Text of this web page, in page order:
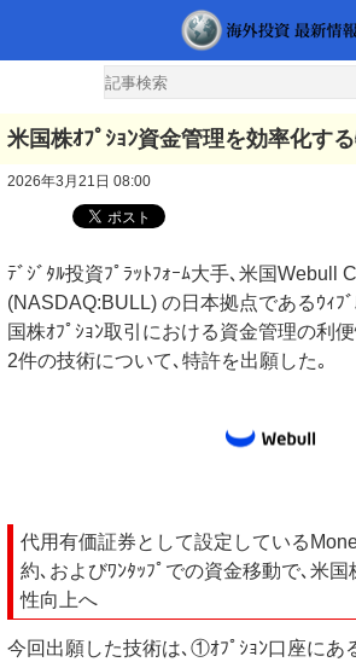
米国株ｵﾌﾟｼｮﾝ資金管理を効率化す
2026年3月21日 08:00
ﾃﾞｼﾞﾀﾙ投資ﾌﾟﾗｯﾄﾌｫｰﾑ大手､米国Webull
(NASDAQ:BULL) の日本拠点であるｳｨﾌ
国株ｵﾌﾟｼｮﾝ取引における資金管理の利
2件の技術について､特許を出願した｡
代用有価証券として設定している
約､およびﾜﾝﾀｯﾌﾟでの資金移動で､米国
性向上へ
今回出願した技術は､①ｵﾌﾟｼｮﾝ口座にあ